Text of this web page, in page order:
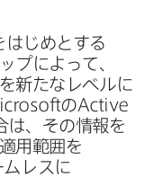
はじめと​する​
プに​よって、​
新たな​レベルに​
のActive
は、​その​情報を​
用範囲を​
ムレスに​